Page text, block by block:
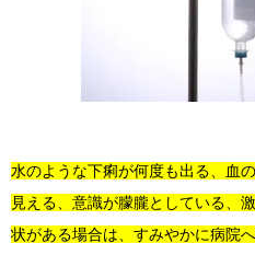
水のような下痢が何度も出る、血
見える、意識が朦朧としている、
状がある場合は、すみやかに病院